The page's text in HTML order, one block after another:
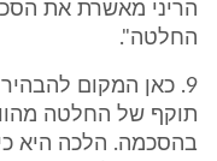
הריני מאשרת את
החלטה".
9. כאן המקום
תוקף של החלטה
בהסכמה. הלכה היא